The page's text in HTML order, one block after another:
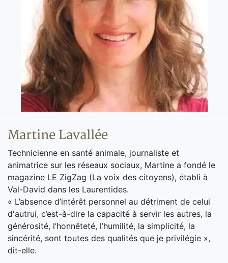
Martine Lavallée
Technicienne en santé animale, journaliste et
animatrice sur les réseaux sociaux, Martine a fondé le
magazine LE ZigZag (La voix des citoyens), établi à
Val-David dans les Laurentides.
« L’absence d’intérêt personnel au détriment de celui
d'autrui, c’est-à-dire la capacité à servir les autres, la
générosité, l’honnêteté, l’humilité, la simplicité, la
sincérité, sont toutes des qualités que je privilégie »,
dit-elle.